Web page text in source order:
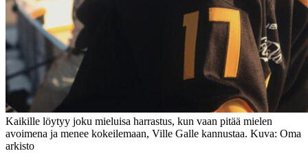
Kaikille löytyy joku mieluisa harrastus, kun vaan pitää mielen
avoimena ja menee kokeilemaan, Ville Galle kannustaa. Kuva: Oma
arkisto